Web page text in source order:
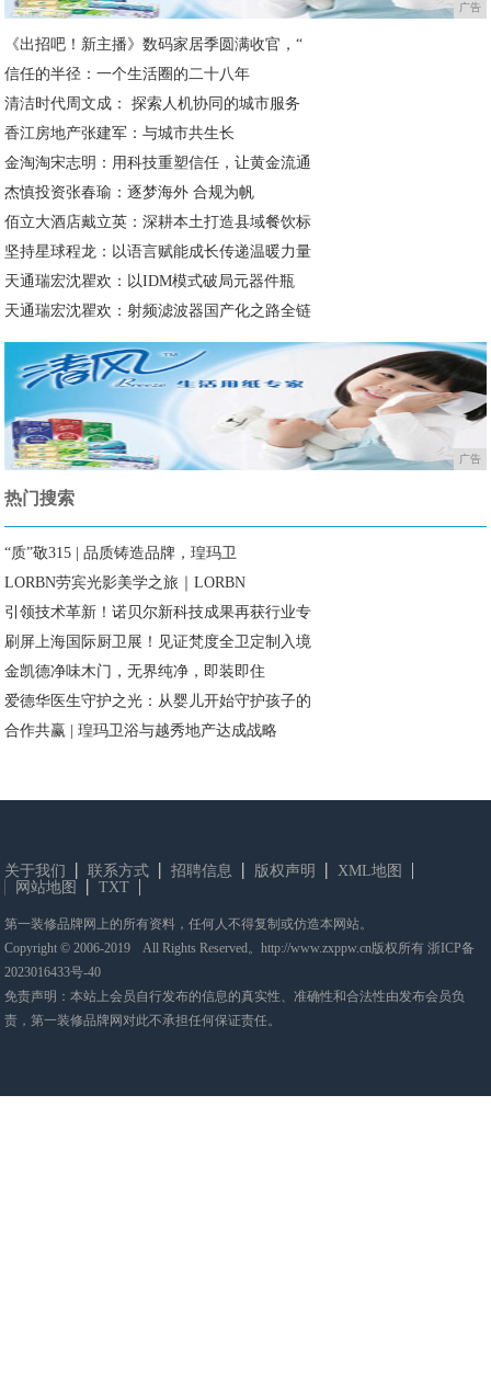
广告
《出招吧！新主播》数码家居季圆满收官，“
信任的半径：一个生活圈的二十八年
清洁时代周文成： 探索人机协同的城市服务
香江房地产张建军：与城市共生长
金淘淘宋志明：用科技重塑信任，让黄金流通
杰慎投资张春瑜：逐梦海外 合规为帆
佰立大酒店戴立英：深耕本土打造县域餐饮标
坚持星球程龙：以语言赋能成长传递温暖力量
天通瑞宏沈瞿欢：以IDM模式破局元器件瓶
天通瑞宏沈瞿欢：射频滤波器国产化之路全链
广告
热门搜索
“质”敬315 | 品质铸造品牌，瑝玛卫
LORBN劳宾光影美学之旅｜LORBN
引领技术革新！诺贝尔新科技成果再获行业专
刷屏上海国际厨卫展！见证梵度全卫定制入境
金凯德净味木门，无界纯净，即装即住
爱德华医生守护之光：从婴儿开始守护孩子的
合作共赢 | 瑝玛卫浴与越秀地产达成战略
关于我们 联系方式 招聘信息 版权声明
XML地图
网站地图
TXT
第一装修品牌网上的所有资料，任何人不得复制或仿造本网站。
Copyright © 2006-2019 All Rights Reserved。http://www.zxppw.cn版权所有浙ICP备
2023016433号-40
免责声明：本站上会员自行发布的信息的真实性、准确性和合法性由发布会员负
责，第一装修品牌网对此不承担任何保证责任。